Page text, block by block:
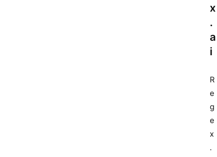
x
.
a
i
R
e
g
e
x
.